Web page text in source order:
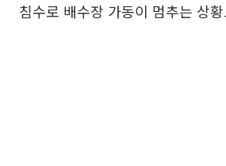
침수로 배수장 가동이 멈추는 상